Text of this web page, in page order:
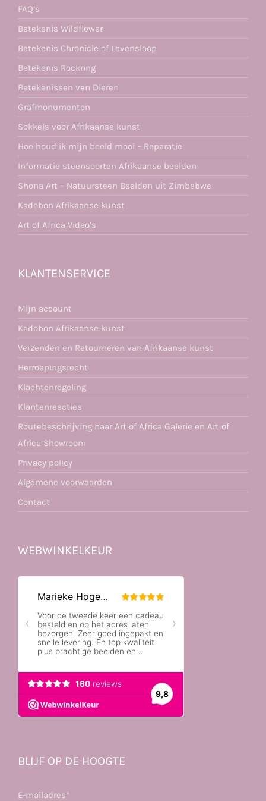
FAQ’s
Betekenis Wildflower
Betekenis Chronicle of Levensloop
Betekenis Rockring
Betekenissen van Dieren
Grafmonumenten
Sokkels voor Afrikaanse kunst
Hoe houd ik mijn beeld mooi – Reparatie
Informatie steensoorten Afrikaanse beelden
Shona Art – Natuursteen Beelden uit Zimbabwe
Kadobon Afrikaanse kunst
Art of Africa Video’s
KLANTENSERVICE
Mijn account
Kadobon Afrikaanse kunst
Verzenden en Retourneren van Afrikaanse kunst
Herroepingsrecht
Klachtenregeling
Klantenreacties
Routebeschrijving naar Art of Africa Galerie en Art of
Africa Showroom
Privacy policy
Algemene voorwaarden
Contact
WEBWINKELKEUR
BLIJF OP DE HOOGTE
E-mailadres*